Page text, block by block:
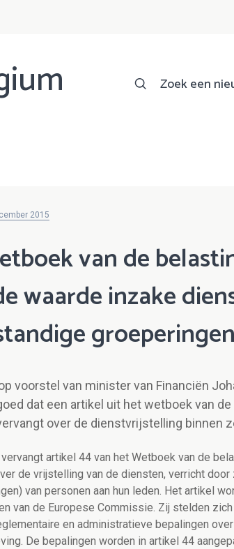
Zoek een
2015
van de
waarde inzake
groeperingen
voorstel van minister van Financiën
dat een artikel uit het wetboek van
over de dienstvrijstelling binnen
artikel 44 van het Wetboek van de
de vrijstelling van de diensten, verricht
van personen aan hun leden. Het artikel
van de Europese Commissie. Zij stelden
en administratieve bepalingen
De bepalingen worden in artikel 44